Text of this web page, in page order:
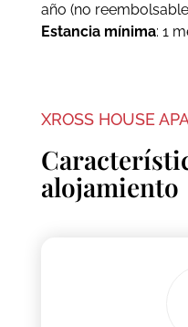
año (no
Estancia mínima: 1
XROSS HOUSE
alojamiento